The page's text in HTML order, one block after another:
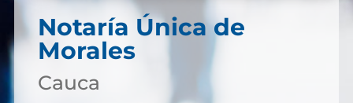
Notaría Única de
Morales
Cauca